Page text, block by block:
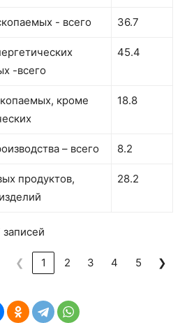
- всего 36.7
-всего
45.4
кроме
18.8
– всего 8.2
продуктов,
28.2
записей
❮ 1 2 3 4 5 ❯